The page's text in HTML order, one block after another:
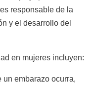
responsable de la
y el desarrollo del
en mujeres incluyen:
un embarazo ocurra,